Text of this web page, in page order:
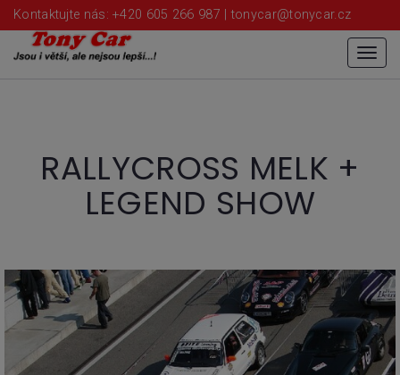
Kontaktujte nás: +420 605 266 987 |tonycar@tonycar.cz
Menu
RALLYCROSS MELK +
LEGEND SHOW